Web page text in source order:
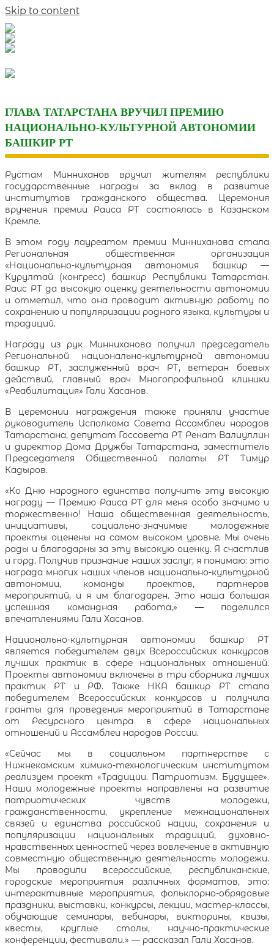
Skip to content
ГЛАВА ТАТАРСТАНА ВРУЧИЛ ПРЕМИЮ
НАЦИОНАЛЬНО-КУЛЬТУРНОЙ АВТОНОМИИ
БАШКИР РТ
Рустам Минниханов вручил жителям республики
государственные награды за вклад в развитие
институтов гражданского общества. Церемония
вручения премии Раиса РТ состоялась в Казанском
Кремле.
В этом году лауреатом премии Минниханова стала
Региональная общественная организация
«Национально-культурная автономия башкир —
Курултай (конгресс) башкир Республики Татарстан.
Раис РТ да высокую оценку деятельности автономии
и отметил, что она проводит активную работу по
сохранению и популяризации родного языка, культуры и
традиций.
Награду из рук Минниханова получил председатель
Региональной национально-культурной автономии
башкир РТ, заслуженный врач РТ, ветеран боевых
действий, главный врач Многопрофильной клиники
«Реабилитация» Гали Хасанов.
В церемонии награждения также приняли участие
руководитель Исполкома Совета Ассамблеи народов
Татарстана, депутат Госсовета РТ Ренат Валиуллин
и директор Дома Дружбы Татарстана, заместитель
Председателя Общественной палаты РТ Тимур
Кадыров.
«Ко Дню народного единства получить эту высокую
награду — Премию Раиса РТ для меня особо значимо и
торжественно! Наша общественная деятельность,
инициативы, социально-значимые молодежные
проекты оценены на самом высоком уровне. Мы очень
рады и благодарны за эту высокую оценку. Я счастлив
и горд. Получив признание наших заслуг, я понимаю: это
награда многих наших членов национально-культурной
автономии, команды проектов, партнеров
мероприятий, и я им благодарен. Это наша большая
успешная командная работа,» — поделился
впечатлениями Гали Хасанов.
Национально-культурная автономии башкир РТ
является победителем двух Всероссийских конкурсов
лучших практик в сфере национальных отношений.
Проекты автономии включены в три сборника лучших
практик РТ и РФ. Также НКА башкир РТ стала
победителем Всероссийских конкурсов и получила
гранты для проведения мероприятий в Татарстане
от Ресурсного центра в сфере национальных
отношений и Ассамблеи народов России.
«Сейчас мы в социальном партнерстве с
Нижнекамским химико-технологическим институтом
реализуем проект «Традиции. Патриотизм. Будущее».
Наши молодежные проекты направлены на развитие
патриотических чувств молодежи,
гражданственности, укрепление межнациональных
связей и единства российской нации, сохранения и
популяризации национальных традиций, духовно-
нравственных ценностей через вовлечение в активную
совместную общественную деятельность молодежи.
Мы проводили всероссийские, республиканские,
городские мероприятия различных форматов, это:
интерактивные мероприятия, фольклорно-обрядовые
праздники, выставки, конкурсы, лекции, мастер-классы,
обучающие семинары, вебинары, викторины, квизы,
квесты, круглые столы, научно-практические
конференции, фестивали.» — рассказал Гали Хасанов.